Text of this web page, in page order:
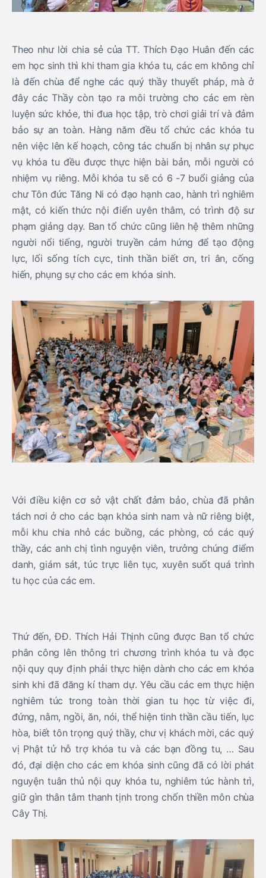
Theo như lời chia sẻ của TT. Thích Đạo Huân đến các
em học sinh thì khi tham gia khóa tu, các em không chỉ
là đến chùa để nghe các quý thầy thuyết pháp, mà ở
đây các Thầy còn tạo ra môi trường cho các em rèn
luyện sức khỏe, thi đua học tập, trò chơi giải trí và đảm
bảo sự an toàn. Hàng năm đều tổ chức các khóa tu
nên việc lên kế hoạch, công tác chuẩn bị nhân sự phục
vụ khóa tu đều được thực hiện bài bản, mỗi người có
nhiệm vụ riêng. Mỗi khóa tu sẽ có 6 -7 buổi giảng của
chư Tôn đức Tăng Ni có đạo hạnh cao, hành trì nghiêm
mật, có kiến thức nội điển uyên thâm, có trình độ sư
phạm giảng dạy. Ban tổ chức cũng liên hệ thêm những
người nổi tiếng, người truyền cảm hứng để tạo động
lực, lối sống tích cực, tinh thần biết ơn, tri ân, cống
hiến, phụng sự cho các em khóa sinh.
Với điều kiện cơ sở vật chất đảm bảo, chùa đã phân
tách nơi ở cho các bạn khóa sinh nam và nữ riêng biệt,
mỗi khu chia nhỏ các buồng, các phòng, có các quý
thầy, các anh chị tình nguyện viên, trưởng chúng điểm
danh, giám sát, túc trực liên tục, xuyên suốt quá trình
tu học của các em.
Thứ đến, ĐĐ. Thích Hải Thịnh cũng được Ban tổ chức
phân công lên thông tri chương trình khóa tu và đọc
nội quy quy định phải thực hiện dành cho các em khóa
sinh khi đã đăng kí tham dự. Yêu cầu các em thực hiện
nghiêm túc trong toàn thời gian tu học từ việc đi,
đứng, nằm, ngồi, ăn, nói, thể hiện tinh thần cầu tiến, lục
hòa, biết tôn trọng quý thầy, chư vị khách mời, các quý
vị Phật tử hỗ trợ khóa tu và các bạn đồng tu, … Sau
đó, đại diện cho các em khóa sinh cũng đã có lời phát
nguyện tuân thủ nội quy khóa tu, nghiêm túc hành trì,
giữ gìn thân tâm thanh tịnh trong chốn thiền môn chùa
Cây Thị.